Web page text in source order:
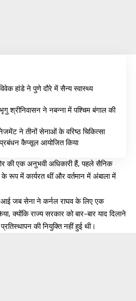
हांडे ने पुणे दौरे में सैन्य स्वास्थ्य
श्रीनिवासन ने नबन्ना में पश्चिम बंगाल की
ने तीनों सेनाओं के वरिष्ठ चिकित्सा
प्रबंधन कैप्सूल आयोजित किया
की एक अनुभवी अधिकारी हैं, पहले सैनिक
रूप में कार्यरत थीं और वर्तमान में अंबाला में
जब सेना ने कर्नल राघव के लिए एक
क्योंकि राज्य सरकार को बार-बार याद दिलाने
की नियुक्ति नहीं हुई थी।